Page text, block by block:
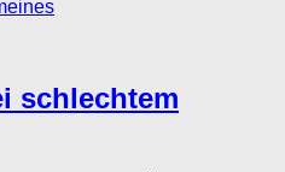
schlechtem